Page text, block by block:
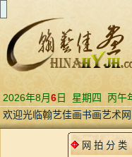
2026年8月6日 星期四 丙午
欢迎光临翰艺佳画书画艺术
网 拍 分 类